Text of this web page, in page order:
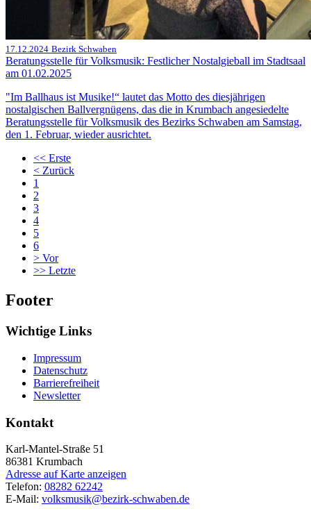
17.12.2024 Bezirk Schwaben
Beratungsstelle für Volksmusik: Festlicher Nostalgieball im Stadtsaal
am 01.02.2025
"Im Ballhaus ist Musike!“ lautet das Motto des diesjährigen
nostalgischen Ballvergnügens, das die in Krumbach angesiedelte
Beratungsstelle für Volksmusik des Bezirks Schwaben am Samstag,
den 1. Februar, wieder ausrichtet.
<< Erste
< Zurück
1
2
3
4
5
6
> Vor
>> Letzte
Footer
Wichtige Links
Impressum
Datenschutz
Barrierefreiheit
Newsletter
Kontakt
Karl-Mantel-Straße 51
86381 Krumbach
Adresse auf Karte anzeigen
Telefon: 08282 62242
E-Mail: volksmusik@bezirk-schwaben.de